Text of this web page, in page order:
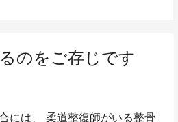
のをご存じです
には、 柔道整復師がいる整骨